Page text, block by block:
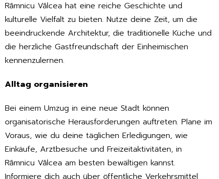
Râmnicu Vâlcea hat eine reiche Geschichte und
kulturelle Vielfalt zu bieten. Nutze deine Zeit, um die
beeindruckende Architektur, die traditionelle Küche und
die herzliche Gastfreundschaft der Einheimischen
kennenzulernen.
Alltag organisieren
Bei einem Umzug in eine neue Stadt können
organisatorische Herausforderungen auftreten. Plane im
Voraus, wie du deine täglichen Erledigungen, wie
Einkäufe, Arztbesuche und Freizeitaktivitäten, in
Râmnicu Vâlcea am besten bewältigen kannst.
Informiere dich auch über öffentliche Verkehrsmittel